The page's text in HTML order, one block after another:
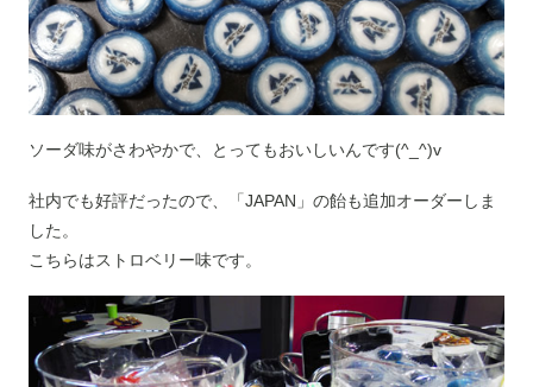
ソーダ味がさわやかで、とってもおいしいんです(^_^)v
社内でも好評だったので、「JAPAN」の飴も追加オーダーしま
した。
こちらはストロベリー味です。